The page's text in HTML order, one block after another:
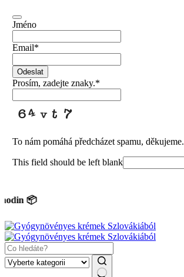
Jméno
Email*
Odeslat
Prosím, zadejte znaky.*
To nám pomáhá předcházet spamu, děkujeme.
This field should be left blank
📦